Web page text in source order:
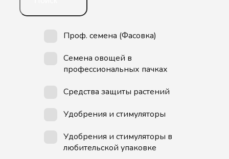
Проф. семена (Фасовка)
Семена овощей в
профессиональных пачках
Средства защиты растений
Удобрения и стимуляторы
Удобрения и стимуляторы в
любительской упаковке